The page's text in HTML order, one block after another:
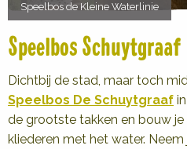
Speelbos de Kleine Waterlinie
Speelbos Schuytgraaf
Dichtbij de stad, maar toch
Speelbos De Schuytgraaf
de grootste takken en bouw
kliederen met het water.